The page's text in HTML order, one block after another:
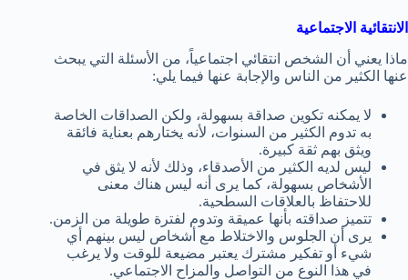
الانتقائية الاجتماعية
ماذا يعني أن الشخص انتقائي اجتماعياً، من الأسئلة التي يبحث
عنها الكثير من الناس والإجابة عنها فيما يلي:
لا يمكنه تكوين صداقة بسهولة، ولكن الصداقات الخاصة
به تدوم الكثير من السنوات، لأنه يختارهم بعناية فائقة
ويثق بهم ثقة كبيرة.
ليس لديه الكثير من الأصدقاء، وذلك لأنه لا يثق في
الأشخاص بسهولة، كما يرى أنه ليس هناك معنى
للاحتفاظ بالعلاقات السطحية.
تتميز صداقته بأنها عميقة وتدوم لفترة طويلة من الزمن.
يرى أن الجلوس والاختلاط مع أشخاص ليس بينهم أي
شيء أو تفكير مشترك يعتبر مضيعة للوقت ولا يرغب
في هذا النوع من التواصل والمزاح الاجتماعي.